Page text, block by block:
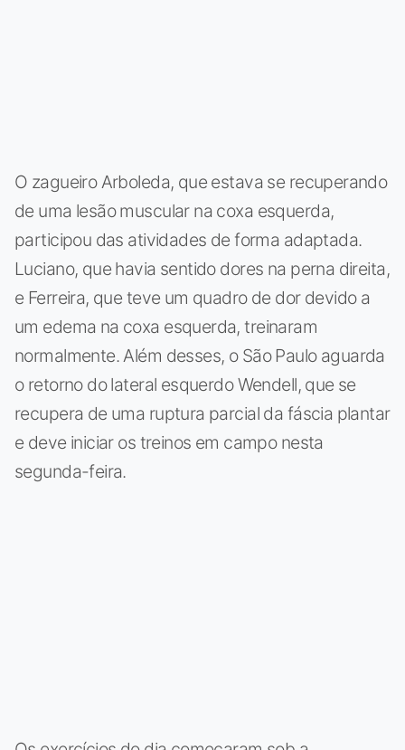
O zagueiro Arboleda, que estava se recuperando
de uma lesão muscular na coxa esquerda,
participou das atividades de forma adaptada.
Luciano, que havia sentido dores na perna direita,
e Ferreira, que teve um quadro de dor devido a
um edema na coxa esquerda, treinaram
normalmente. Além desses, o São Paulo aguarda
o retorno do lateral esquerdo Wendell, que se
recupera de uma ruptura parcial da fáscia plantar
e deve iniciar os treinos em campo nesta
segunda-feira.